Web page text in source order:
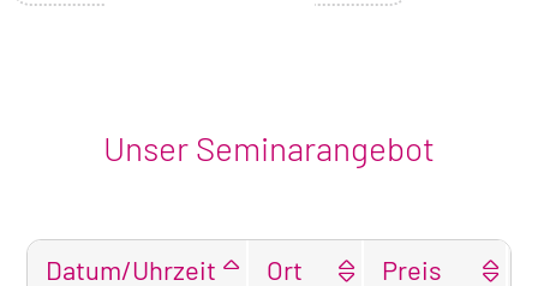
Unser Seminarangebot
Datum/Uhrzeit Ort Preis